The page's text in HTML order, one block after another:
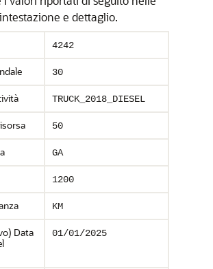
e dettaglio.
4242
30
TRUCK_2018_DIESEL
50
GA
1200
KM
Data
01/01/2025